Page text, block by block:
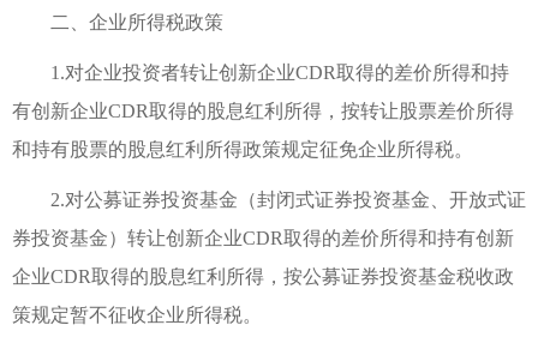
二、企业所得税政策
1.对企业投资者转让创新企业CDR取得的差价所得和持
有创新企业CDR取得的股息红利所得，按转让股票差价所得
和持有股票的股息红利所得政策规定征免企业所得税。
2.对公募证券投资基金（封闭式证券投资基金、开放式证
券投资基金）转让创新企业CDR取得的差价所得和持有创新
企业CDR取得的股息红利所得，按公募证券投资基金税收政
策规定暂不征收企业所得税。